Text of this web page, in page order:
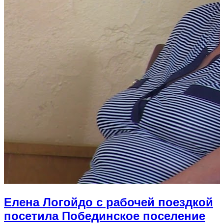
Елена Логойдо с рабочей поездкой
посетила Побединское поселение